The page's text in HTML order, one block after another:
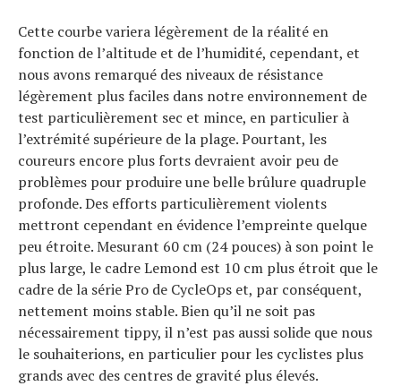
Cette courbe variera légèrement de la réalité en
fonction de l’altitude et de l’humidité, cependant, et
nous avons remarqué des niveaux de résistance
légèrement plus faciles dans notre environnement de
test particulièrement sec et mince, en particulier à
l’extrémité supérieure de la plage. Pourtant, les
coureurs encore plus forts devraient avoir peu de
problèmes pour produire une belle brûlure quadruple
profonde. Des efforts particulièrement violents
mettront cependant en évidence l’empreinte quelque
peu étroite. Mesurant 60 cm (24 pouces) à son point le
plus large, le cadre Lemond est 10 cm plus étroit que le
cadre de la série Pro de CycleOps et, par conséquent,
nettement moins stable. Bien qu’il ne soit pas
nécessairement tippy, il n’est pas aussi solide que nous
le souhaiterions, en particulier pour les cyclistes plus
grands avec des centres de gravité plus élevés.